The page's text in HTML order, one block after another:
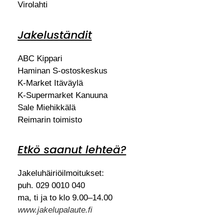
Virolahti
Jakeluständit
ABC Kippari
Haminan S-ostoskeskus
K-Market Itäväylä
K-Supermarket Kanuuna
Sale Miehikkälä
Reimarin toimisto
Etkö saanut lehteä?
Jakeluhäiriöilmoitukset:
puh. 029 0010 040
ma, ti ja to klo 9.00–14.00
www.jakelupalaute.fi